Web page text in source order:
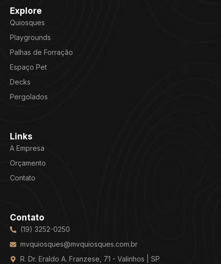
Explore
Quiosques
Playgrounds
Palhas de Forração
Espaço Pet
Decks
Pergolados
Links
A Empresa
Orçamento
Contato
Contato
(19) 3252-0250
mvquiosques@mvquiosques.com.br
R. Dr. Eraldo A. Franzese, 71 - Valinhos | SP